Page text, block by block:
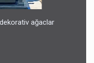
ağaclar